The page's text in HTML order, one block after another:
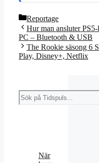
Kategorier
Reportage
Hur man ansluter
PC – Bluetooth & USB
The Rookie säsong 6
Play, Disney+, Netflix
Sök
När